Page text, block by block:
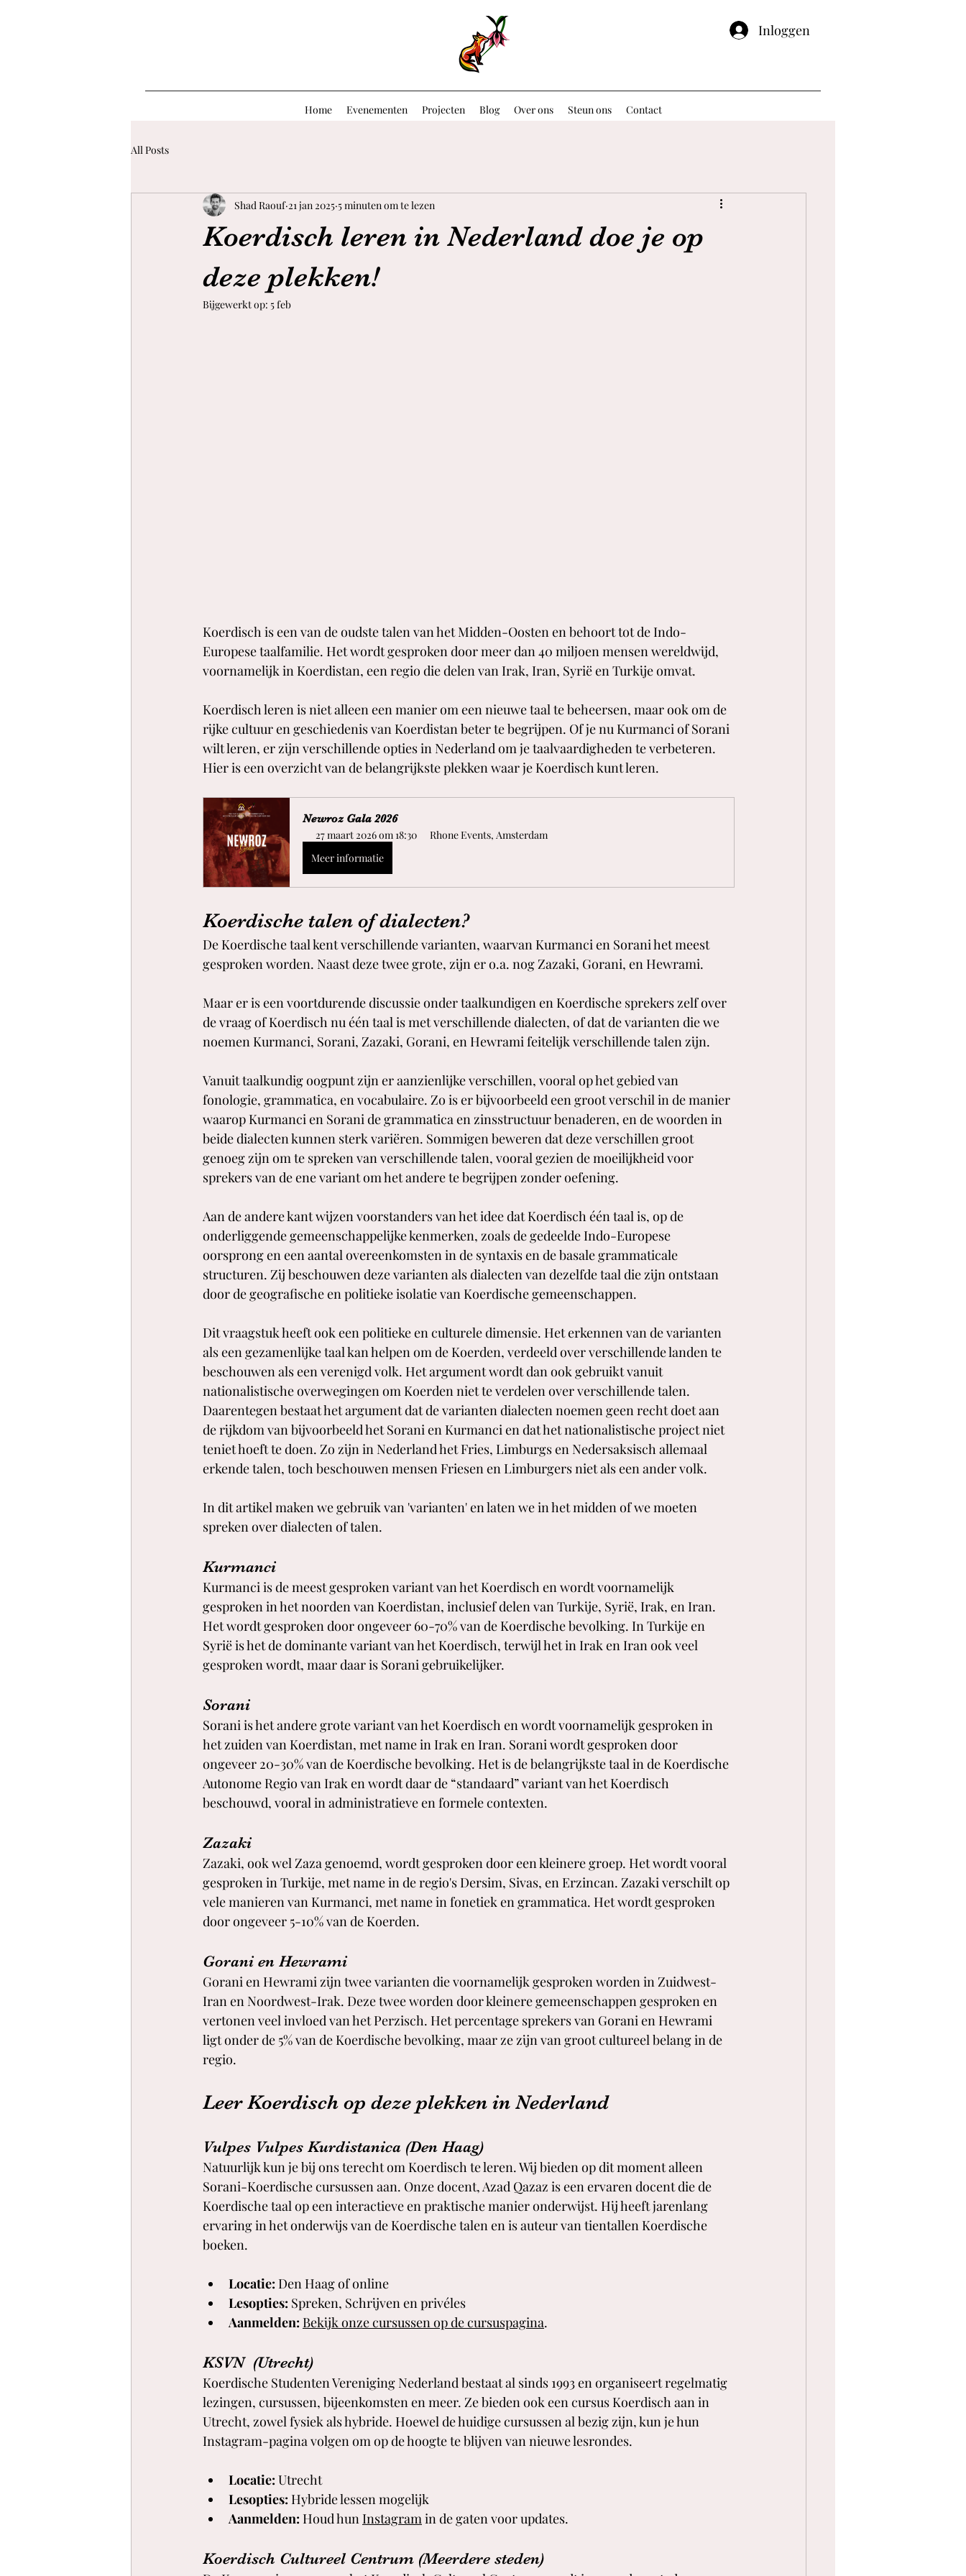
Inloggen
Home Evenementen Projecten Blog Over ons Steun ons Contact
All Posts
Koerdisch leren in Nederland doe je op
deze plekken!
Shad Raouf 21 jan 2025 5 minuten om te lezen
Bijgewerkt op: 5 feb
Koerdisch is een van de oudste talen van het Midden-Oosten en behoort tot de Indo-
Europese taalfamilie. Het wordt gesproken door meer dan 40 miljoen mensen wereldwijd,
voornamelijk in Koerdistan, een regio die delen van Irak, Iran, Syrië en Turkije omvat.
Koerdisch leren is niet alleen een manier om een nieuwe taal te beheersen, maar ook om de
rijke cultuur en geschiedenis van Koerdistan beter te begrijpen. Of je nu Kurmanci of Sorani
wilt leren, er zijn verschillende opties in Nederland om je taalvaardigheden te verbeteren.
Hier is een overzicht van de belangrijkste plekken waar je Koerdisch kunt leren.
Newroz Gala 2026
27 maart 2026 om 18:30
Rhone Events, Amsterdam
Meer informatie
Koerdische talen of dialecten?
De Koerdische taal kent verschillende varianten, waarvan Kurmanci en Sorani het meest
gesproken worden. Naast deze twee grote, zijn er o.a. nog Zazaki, Gorani, en Hewrami.
Maar er is een voortdurende discussie onder taalkundigen en Koerdische sprekers zelf over
de vraag of Koerdisch nu één taal is met verschillende dialecten, of dat de varianten die we
noemen Kurmanci, Sorani, Zazaki, Gorani, en Hewrami feitelijk verschillende talen zijn.
Vanuit taalkundig oogpunt zijn er aanzienlijke verschillen, vooral op het gebied van
fonologie, grammatica, en vocabulaire. Zo is er bijvoorbeeld een groot verschil in de manier
waarop Kurmanci en Sorani de grammatica en zinsstructuur benaderen, en de woorden in
beide dialecten kunnen sterk variëren. Sommigen beweren dat deze verschillen groot
genoeg zijn om te spreken van verschillende talen, vooral gezien de moeilijkheid voor
sprekers van de ene variant om het andere te begrijpen zonder oefening.
Aan de andere kant wijzen voorstanders van het idee dat Koerdisch één taal is, op de
onderliggende gemeenschappelijke kenmerken, zoals de gedeelde Indo-Europese
oorsprong en een aantal overeenkomsten in de syntaxis en de basale grammaticale
structuren. Zij beschouwen deze varianten als dialecten van dezelfde taal die zijn ontstaan
door de geografische en politieke isolatie van Koerdische gemeenschappen.
Dit vraagstuk heeft ook een politieke en culturele dimensie. Het erkennen van de varianten
als een gezamenlijke taal kan helpen om de Koerden, verdeeld over verschillende landen te
beschouwen als een verenigd volk. Het argument wordt dan ook gebruikt vanuit
nationalistische overwegingen om Koerden niet te verdelen over verschillende talen.
Daarentegen bestaat het argument dat de varianten dialecten noemen geen recht doet aan
de rijkdom van bijvoorbeeld het Sorani en Kurmanci en dat het nationalistische project niet
teniet hoeft te doen. Zo zijn in Nederland het Fries, Limburgs en Nedersaksisch allemaal
erkende talen, toch beschouwen mensen Friesen en Limburgers niet als een ander volk.
In dit artikel maken we gebruik van 'varianten' en laten we in het midden of we moeten
spreken over dialecten of talen.
Kurmanci
Kurmanci is de meest gesproken variant van het Koerdisch en wordt voornamelijk
gesproken in het noorden van Koerdistan, inclusief delen van Turkije, Syrië, Irak, en Iran.
Het wordt gesproken door ongeveer 60-70% van de Koerdische bevolking. In Turkije en
Syrië is het de dominante variant van het Koerdisch, terwijl het in Irak en Iran ook veel
gesproken wordt, maar daar is Sorani gebruikelijker.
Sorani
Sorani is het andere grote variant van het Koerdisch en wordt voornamelijk gesproken in
het zuiden van Koerdistan, met name in Irak en Iran. Sorani wordt gesproken door
ongeveer 20-30% van de Koerdische bevolking. Het is de belangrijkste taal in de Koerdische
Autonome Regio van Irak en wordt daar de “standaard” variant van het Koerdisch
beschouwd, vooral in administratieve en formele contexten.
Zazaki
Zazaki, ook wel Zaza genoemd, wordt gesproken door een kleinere groep. Het wordt vooral
gesproken in Turkije, met name in de regio's Dersim, Sivas, en Erzincan. Zazaki verschilt op
vele manieren van Kurmanci, met name in fonetiek en grammatica. Het wordt gesproken
door ongeveer 5-10% van de Koerden.
Gorani en Hewrami
Gorani en Hewrami zijn twee varianten die voornamelijk gesproken worden in Zuidwest-
Iran en Noordwest-Irak. Deze twee worden door kleinere gemeenschappen gesproken en
vertonen veel invloed van het Perzisch. Het percentage sprekers van Gorani en Hewrami
ligt onder de 5% van de Koerdische bevolking, maar ze zijn van groot cultureel belang in de
regio.
Leer Koerdisch op deze plekken in Nederland
Vulpes Vulpes Kurdistanica (Den Haag)
Natuurlijk kun je bij ons terecht om Koerdisch te leren. Wij bieden op dit moment alleen
Sorani-Koerdische cursussen aan. Onze docent, Azad Qazaz is een ervaren docent die de
Koerdische taal op een interactieve en praktische manier onderwijst. Hij heeft jarenlang
ervaring in het onderwijs van de Koerdische talen en is auteur van tientallen Koerdische
boeken.
Locatie: Den Haag of online
Lesopties: Spreken, Schrijven en privéles
Aanmelden: Bekijk onze cursussen op de cursuspagina.
KSVN  (Utrecht)
Koerdische Studenten Vereniging Nederland bestaat al sinds 1993 en organiseert regelmatig
lezingen, cursussen, bijeenkomsten en meer. Ze bieden ook een cursus Koerdisch aan in
Utrecht, zowel fysiek als hybride. Hoewel de huidige cursussen al bezig zijn, kun je hun
Instagram-pagina volgen om op de hoogte te blijven van nieuwe lesrondes.
Locatie: Utrecht
Lesopties: Hybride lessen mogelijk
Aanmelden: Houd hun Instagram in de gaten voor updates.
Koerdisch Cultureel Centrum (Meerdere steden)